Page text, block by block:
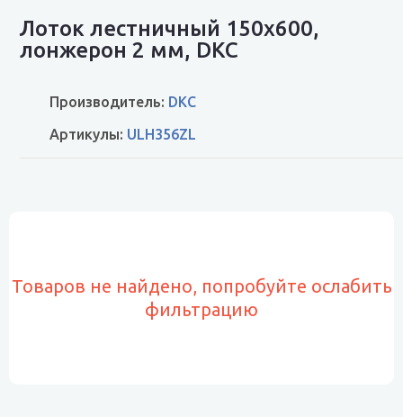
Лоток лестничный 150х600,
лонжерон 2 мм, DKC
Производитель: DKC
Артикулы: ULH356ZL
Товаров не найдено, попробуйте ослабить
фильтрацию